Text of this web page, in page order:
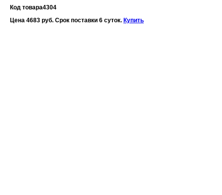
Код товара4304
Цена 4683 руб. Срок поставки 6 суток. Купить